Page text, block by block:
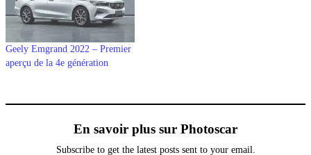
Geely Emgrand 2022 – Premier
aperçu de la 4e génération
En savoir plus sur Photoscar
Subscribe to get the latest posts sent to your email.